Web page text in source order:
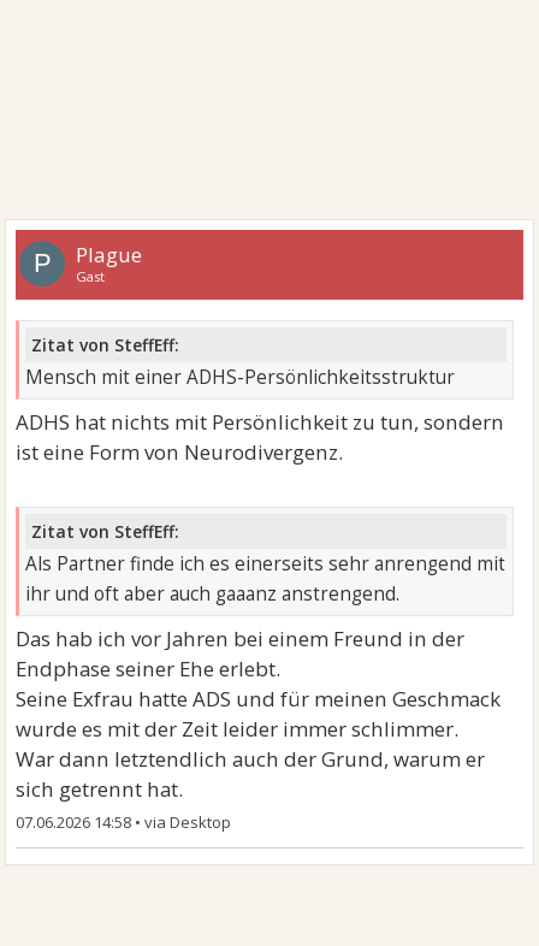
P Plague
Gast
Zitat von SteffEff:
Mensch mit einer ADHS-Persönlichkeitsstruktur
ADHS hat nichts mit Persönlichkeit zu tun, sondern
ist eine Form von Neurodivergenz.
Zitat von SteffEff:
Als Partner finde ich es einerseits sehr anrengend mit
ihr und oft aber auch gaaanz anstrengend.
Das hab ich vor Jahren bei einem Freund in der
Endphase seiner Ehe erlebt.
Seine Exfrau hatte ADS und für meinen Geschmack
wurde es mit der Zeit leider immer schlimmer.
War dann letztendlich auch der Grund, warum er
sich getrennt hat.
07.06.2026 14:58 •